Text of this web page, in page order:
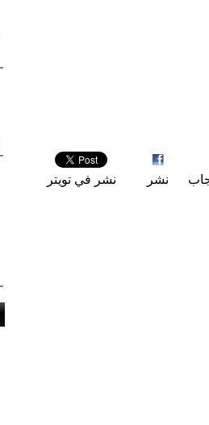
نشر نشر في تويتر